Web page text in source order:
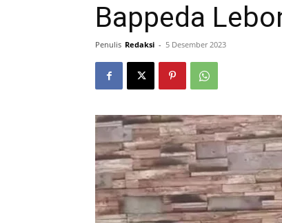
Bappeda
Penulis Redaksi - 5 Desember 2023